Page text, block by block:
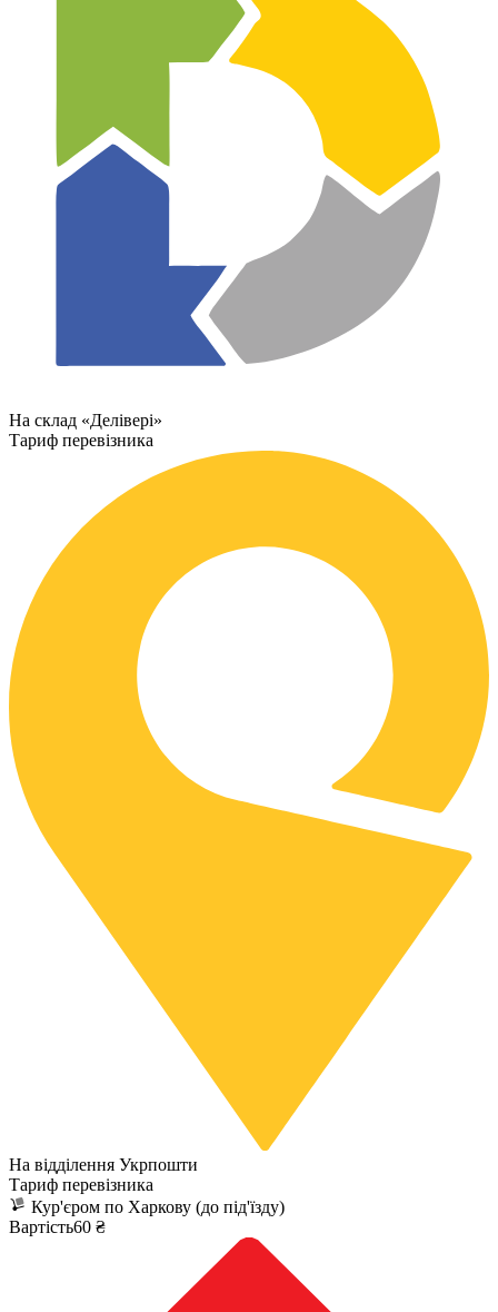
На склад «Делівері»
Тариф перевізника
На відділення Укрпошти
Тариф перевізника
Кур'єром по Харкову (до під'їзду)
Вартість60 ₴